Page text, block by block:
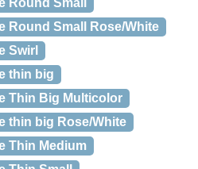
Round Small
Round Small Rose/White
Swirl
thin big
Thin Big Multicolor
thin big Rose/White
Thin Medium